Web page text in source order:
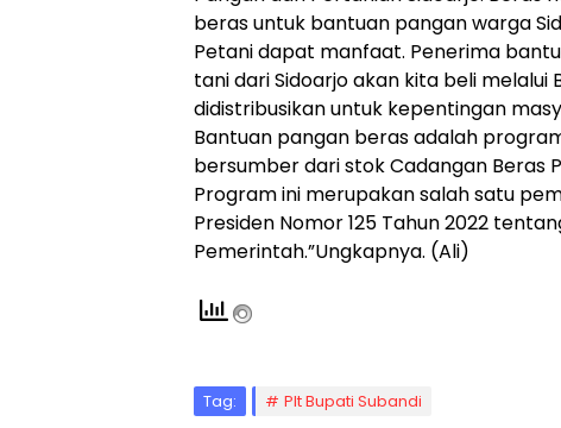
beras untuk bantuan pangan warga
Petani dapat manfaat. Penerima
tani dari Sidoarjo akan kita beli melalui
didistribusikan untuk kepentingan
Bantuan pangan beras adalah
bersumber dari stok Cadangan Beras
Program ini merupakan salah satu
Presiden Nomor 125 Tahun 2022
Pemerintah.”Ungkapnya. (Ali)
Tag: Plt Bupati Subandi